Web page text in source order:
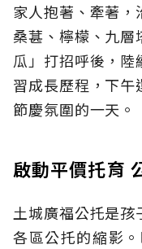
家人抱著、牽著
桑葚、檸檬、九
瓜」打招呼後，
習成長歷程，下
節慶氛圍的一天。
啟動平價托育
土城廣福公托是孩
各區公托的縮影